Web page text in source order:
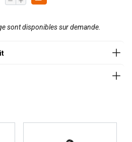
sont disponibles sur demande.
les surcharges, qui limite la force
garantissant des opérations de
:
et une fiabilité maximales.
d'un frein automatique de
bien couvert et dispose d'une
PLH-S2OLP-DoC-ML-